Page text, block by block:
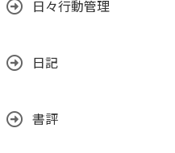
日々行動管理
日記
書評